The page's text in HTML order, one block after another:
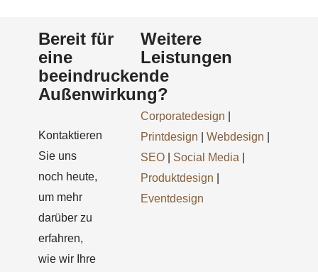
Bereit für
eine
beeindruckende
Außenwirkung?
Kontaktieren
Sie uns
noch heute,
um mehr
darüber zu
erfahren,
wie wir Ihre
Weitere
Leistungen
Corporatedesign
Printdesign |Webdesign
SEO
Social Media
Produktdesign
Eventdesign